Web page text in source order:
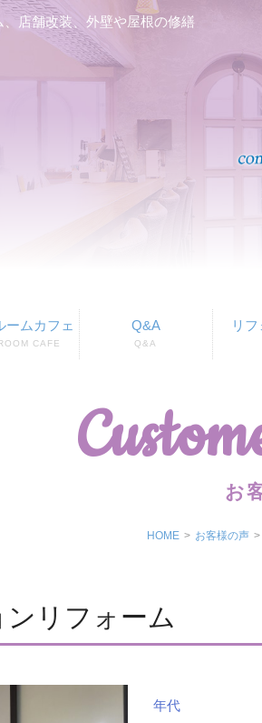
店舗改装、外壁や屋根の修繕
ームカフェ
CAFE
Q&A
Q&A
リ
お
HOME > お客様の声 >
リフォーム
年代